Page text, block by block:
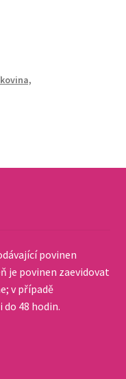
povinen
je povinen zaevidovat
v případě
48 hodin.